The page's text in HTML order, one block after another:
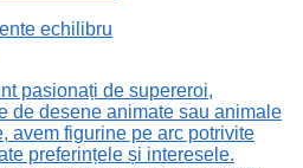
echilibru
pasionați de supereroi,
de desene animate sau animale
avem figurine pe arc potrivite
preferințele și interesele.